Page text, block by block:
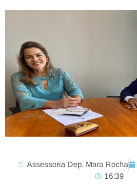
Assessoria Dep. Mara Rocha
16:39